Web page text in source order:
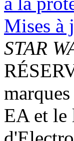
Mises à
STAR
EA et le